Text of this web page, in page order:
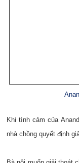
Khi tình cảm của
nhà chồng quyết định